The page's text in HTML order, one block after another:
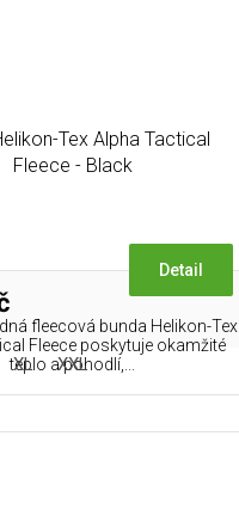
Tex Alpha Tactical
Fleece - Black
Detail
fleecová bunda Helikon-Tex
Fleece poskytuje okamžité
teplo a pohodlí,...
XL XXL